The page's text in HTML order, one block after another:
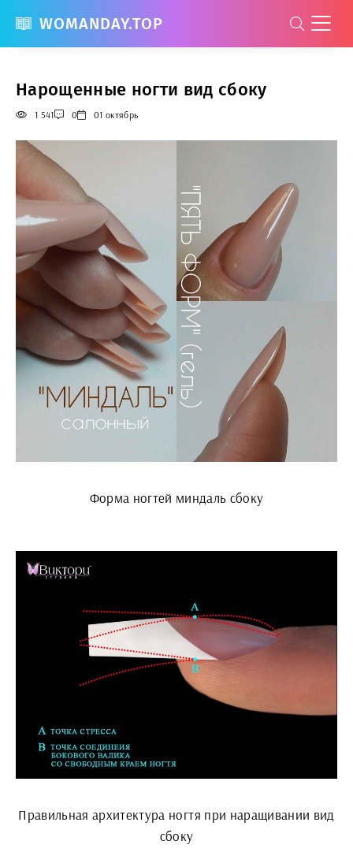
WOMANDAY.TOP
Нарощенные ногти вид сбоку
1 541 0 01 октябрь
Форма ногтей миндаль сбоку
Правильная архитектура ногтя при наращивании вид
сбоку